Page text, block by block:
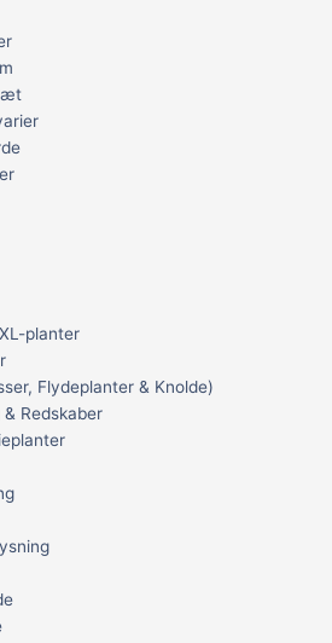
planter
Flydeplanter & Knolde)
Redskaber